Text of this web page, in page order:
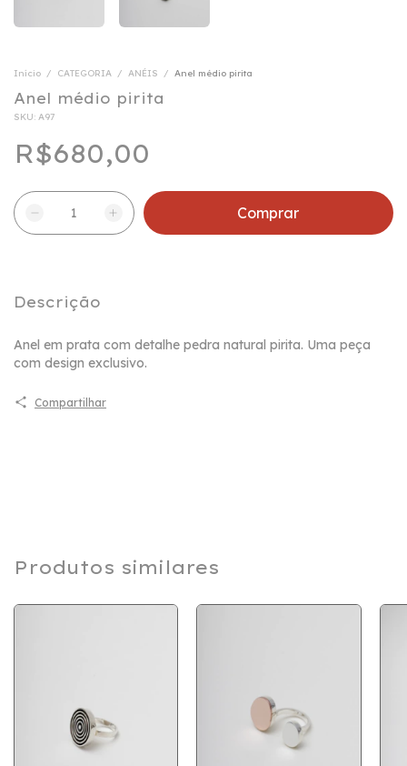
Início / CATEGORIA / ANÉIS / Anel médio pirita
Anel médio pirita
SKU: A97
R$680,00
Descrição
Anel em prata com detalhe pedra natural pirita. Uma peça
com design exclusivo.
Compartilhar
Produtos similares